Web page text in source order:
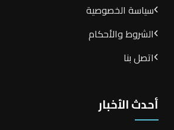
سياسة الخصوصية
الشروط والأحكام
اتصل بنا
أحدث الأخبار